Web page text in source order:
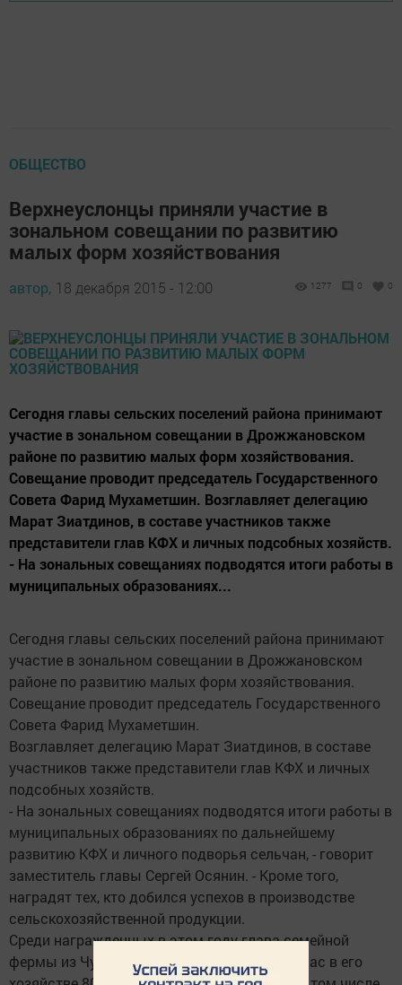
ОБЩЕСТВО
Верхнеуслонцы приняли участие в
зональном совещании по развитию
малых форм хозяйствования
автор, 18 декабря 2015 - 12:00 1277 0 0
Сегодня главы сельских поселений района принимают
участие в зональном совещании в Дрожжановском
районе по развитию малых форм хозяйствования.
Совещание проводит председатель Государственного
Совета Фарид Мухаметшин. Возглавляет делегацию
Марат Зиатдинов, в составе участников также
представители глав КФХ и личных подсобных хозяйств.
- На зональных совещаниях подводятся итоги работы в
муниципальных образованиях...
Сегодня главы сельских поселений района принимают
участие в зональном совещании в Дрожжановском
районе по развитию малых форм хозяйствования.
Совещание проводит председатель Государственного
Совета Фарид Мухаметшин.
Возглавляет делегацию Марат Зиатдинов, в составе
участников также представители глав КФХ и личных
подсобных хозяйств.
- На зональных совещаниях подводятся итоги работы в
муниципальных образованиях по дальнейшему
развитию КФХ и личного подворья сельчан, - говорит
заместитель главы Сергей Осянин. - Кроме того,
наградят тех, кто добился успехов в производстве
сельскохозяйственной продукции.
Среди награжденных в этом году глава семейной
фермы из Чулпанихи Сергей Николаев. Сейчас в его